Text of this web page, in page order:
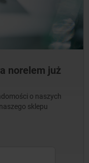
norelem już
o naszych
sklepu